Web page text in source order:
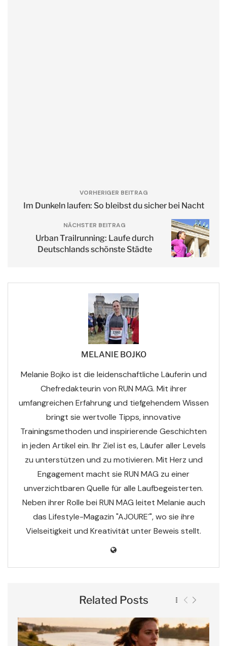
VORHERIGER BEITRAG
Im Dunkeln laufen: So bleibst du sicher bei Nacht
NÄCHSTER BEITRAG
Urban Trailrunning: Laufe durch
Deutschlands schönste Städte
MELANIE BOJKO
Melanie Bojko ist die leidenschaftliche Läuferin und
Chefredakteurin von RUN MAG. Mit ihrer
umfangreichen Erfahrung und tiefgehendem Wissen
bringt sie wertvolle Tipps, innovative
Trainingsmethoden und inspirierende Geschichten
in jeden Artikel ein. Ihr Ziel ist es, Läufer aller Levels
zu unterstützen und zu motivieren. Mit Herz und
Engagement macht sie RUN MAG zu einer
unverzichtbaren Quelle für alle Laufbegeisterten.
Neben ihrer Rolle bei RUN MAG leitet Melanie auch
das Lifestyle-Magazin "AJOURE´", wo sie ihre
Vielseitigkeit und Kreativität unter Beweis stellt.
Related Posts